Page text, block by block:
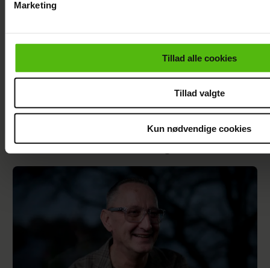
cookiepolitik.
Marketing
Tillad alle cookies
Tillad valgte
Kun nødvendige cookies
Efter lang pause: Nu bryder Jackie Navarro